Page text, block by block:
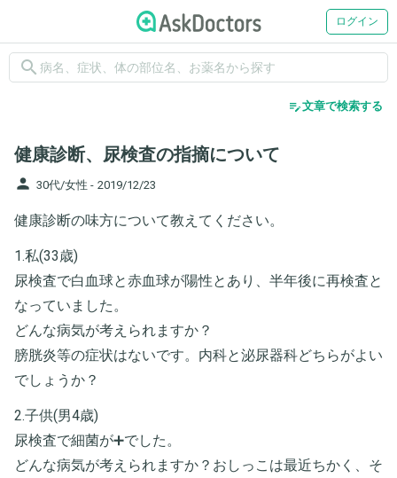
ログイン
search
edit_note文章で検索する
健康診断、尿検査の指摘について
person 30代/女性 - 2019/12/23
健康診断の味方について教えてください。
1.私(33歳)
尿検査で白血球と赤血球が陽性とあり、半年後に再検査と
なっていました。
どんな病気が考えられますか？
膀胱炎等の症状はないです。内科と泌尿器科どちらがよい
でしょうか？
2.子供(男4歳)
尿検査で細菌が➕でした。
どんな病気が考えられますか？おしっこは最近ちかく、そ